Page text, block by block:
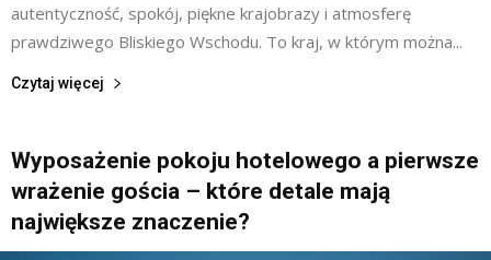
autentyczność, spokój, piękne krajobrazy i atmosferę
prawdziwego Bliskiego Wschodu. To kraj, w którym można...
Czytaj więcej
Wyposażenie pokoju hotelowego a pierwsze
wrażenie gościa – które detale mają
największe znaczenie?